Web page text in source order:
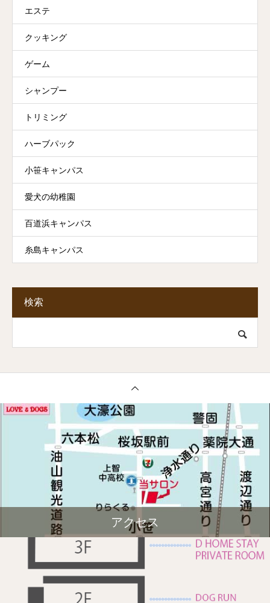
エステ
クッキング
ゲーム
シャンプー
トリミング
ハーブパック
小笹キャンパス
愛犬の幼稚園
百道浜キャンパス
糸島キャンパス
検索
アクセス